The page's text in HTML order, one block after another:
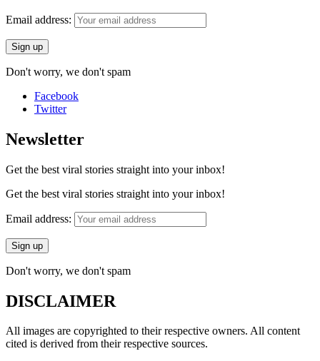
Email address:
Don't worry, we don't spam
Facebook
Twitter
Newsletter
Get the best viral stories straight into your inbox!
Get the best viral stories straight into your inbox!
Email address:
Don't worry, we don't spam
DISCLAIMER
All images are copyrighted to their respective owners. All content
cited is derived from their respective sources.